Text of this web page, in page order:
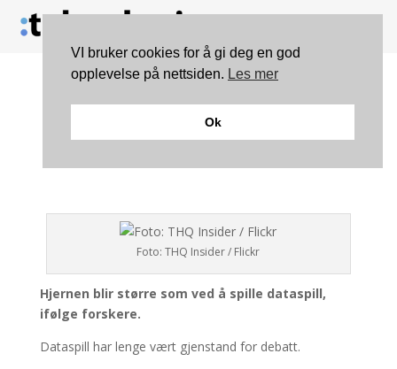
Forskere: – Dataspill er
bra for hjernen
Foto: THQ Insider / Flickr
Hjernen blir større som ved å spille dataspill,
ifølge forskere.
Dataspill har lenge vært gjenstand for debatt.
VI bruker cookies for å gi deg en god
opplevelse på nettsiden. Les mer
Ok